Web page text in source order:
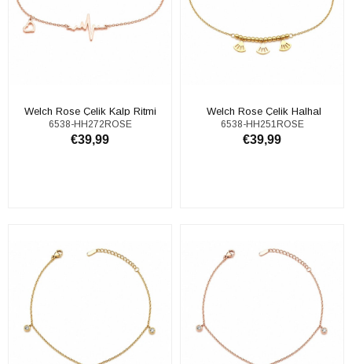
Welch Rose Çelik Kalp Ritmi
Halhal
6538-HH272ROSE
€39,99
​​​ Welch Rose Çelik Halhal
6538-HH251ROSE
€39,99